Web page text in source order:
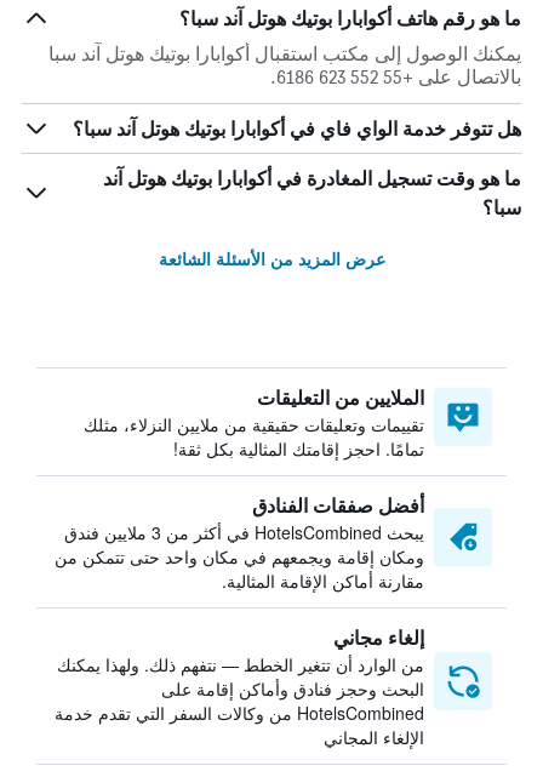
ما هو رقم هاتف أكوابارا بوتيك هوتل آند سبا؟
يمكنك الوصول إلى مكتب استقبال أكوابارا بوتيك هوتل آند سبا
بالاتصال على +55 552 623 6186.
هل تتوفر خدمة الواي فاي في أكوابارا بوتيك هوتل آند سبا؟
ما هو وقت تسجيل المغادرة في أكوابارا بوتيك هوتل آند
سبا؟
عرض المزيد من الأسئلة الشائعة
الملايين من التعليقات
تقييمات وتعليقات حقيقية من ملايين النزلاء، مثلك
تمامًا. احجز إقامتك المثالية بكل ثقة!
أفضل صفقات الفنادق
يبحث HotelsCombined في أكثر من 3 ملايين فندق
ومكان إقامة ويجمعهم في مكان واحد حتى تتمكن من
مقارنة أماكن الإقامة المثالية.
إلغاء مجاني
من الوارد أن تتغير الخطط — نتفهم ذلك. ولهذا يمكنك
البحث وحجز فنادق وأماكن إقامة على
HotelsCombined من وكالات السفر التي تقدم خدمة
الإلغاء المجاني